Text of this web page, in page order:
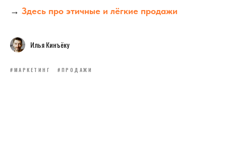
→ Здесь про этичные и лёгкие продажи
Илья Кинъёку
#МАРКЕТИНГ #ПРОДАЖИ